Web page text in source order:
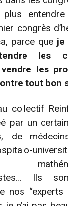
entendre
congrès
parce que je
les
les
tout bon
collectif
par un
de
Ils
nos “experts